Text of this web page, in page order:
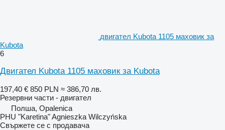
двигател Kubota 1105 маховик за
Kubota
6
Двигател Kubota 1105 маховик за Kubota
197,40 € 850 PLN ≈ 386,70 лв.
Резервни части - двигател
Полша, Opalenica
PHU "Karetina" Agnieszka Wilczyńska
Свържете се с продавача